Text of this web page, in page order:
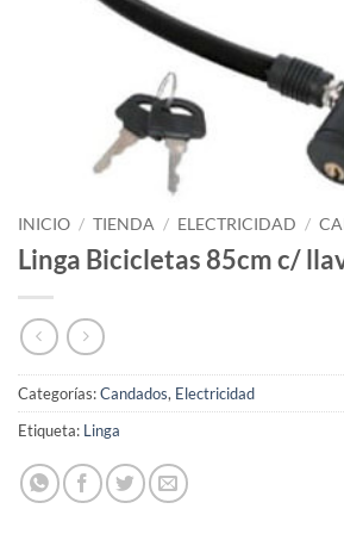
INICIO / TIENDA / ELECTRICIDAD /
Linga Bicicletas 85cm c/
Categorías:Candados, Electricidad
Etiqueta: Linga